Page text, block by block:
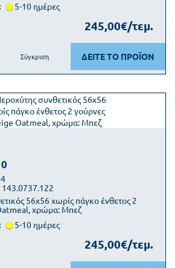
5-10 ημέρες
245,00€/τεμ.
ΔΕΙΤΕ ΤΟ ΠΡΟΪΟΝ
Σύγκριση
56x56 χωρίς πάγκο ένθετος 2
χρώμα: Μπεζ
143.0737.122
5-10 ημέρες
245,00€/τεμ.